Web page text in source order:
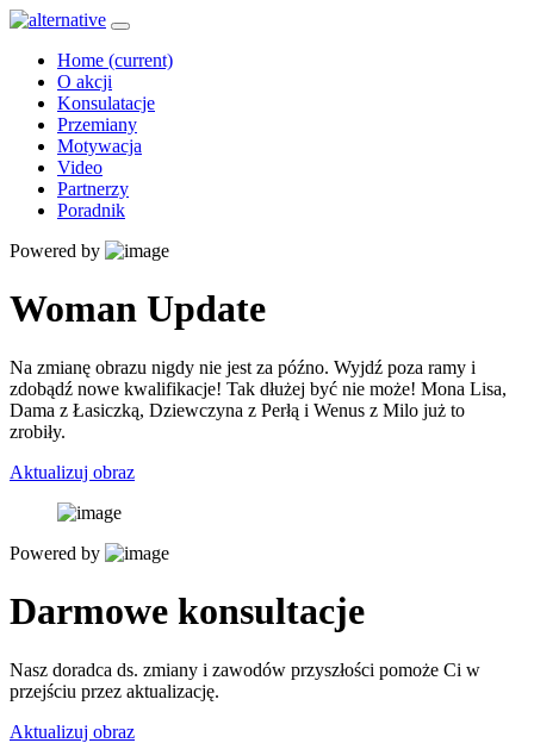
Home (current)
O akcji
Konsulatacje
Przemiany
Motywacja
Video
Partnerzy
Poradnik
Powered by
Woman Update
Na zmianę obrazu nigdy nie jest za późno. Wyjdź poza ramy i
zdobądź nowe kwalifikacje! Tak dłużej być nie może! Mona Lisa,
Dama z Łasiczką, Dziewczyna z Perłą i Wenus z Milo już to
zrobiły.
Aktualizuj obraz
Powered by
Darmowe konsultacje
Nasz doradca ds. zmiany i zawodów przyszłości pomoże Ci w
przejściu przez aktualizację.
Aktualizuj obraz